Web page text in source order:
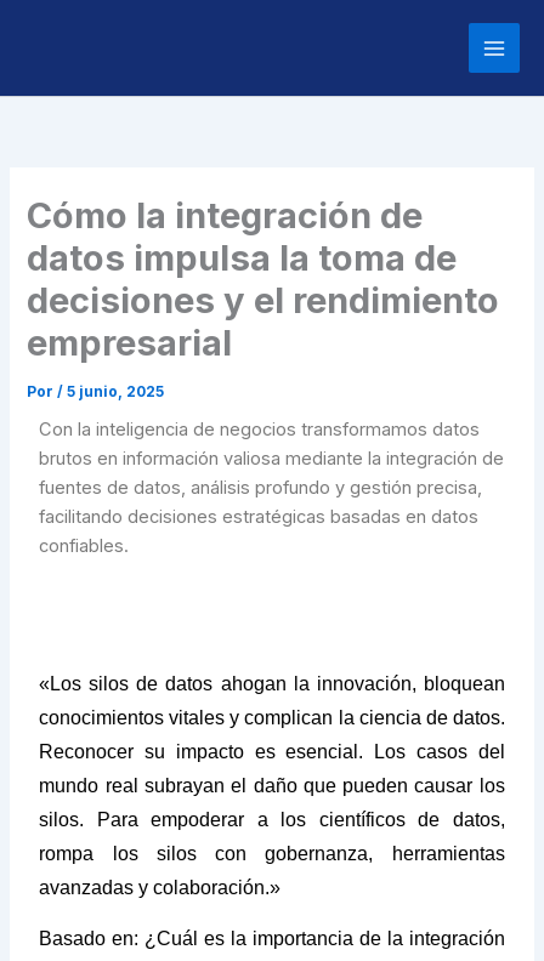
Cómo la integración de
datos impulsa la toma de
decisiones y el rendimiento
empresarial
Por/5 junio, 2025
Con la inteligencia de negocios transformamos datos
brutos en información valiosa mediante la integración de
fuentes de datos, análisis profundo y gestión precisa,
facilitando decisiones estratégicas basadas en datos
confiables.
«Los silos de datos ahogan la innovación, bloquean
conocimientos vitales y complican la ciencia de datos.
Reconocer su impacto es esencial. Los casos del
mundo real subrayan el daño que pueden causar los
silos. Para empoderar a los científicos de datos,
rompa los silos con gobernanza, herramientas
avanzadas y colaboración.»
Basado en: ¿Cuál es la importancia de la integración